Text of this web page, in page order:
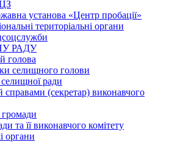
установа «Центр пробації»
територіальні органи
РАДУ
голова
селищного голови
ради
(секретар) виконавчого
та її виконавчого комітету
органи